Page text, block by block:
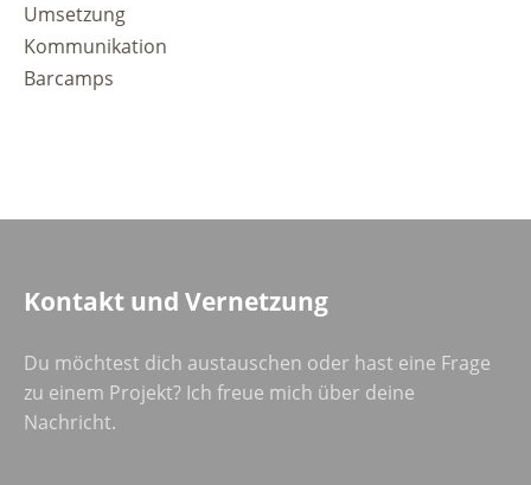
Umsetzung
Kommunikation
Barcamps
Kontakt und Vernetzung
Du möchtest dich austauschen oder hast eine Frage
zu einem Projekt? Ich freue mich über deine
Nachricht.